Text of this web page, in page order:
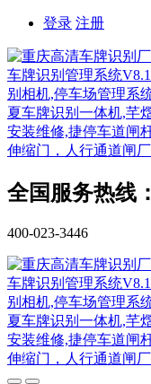
登录 注册
全国服务热线：
400-023-3446